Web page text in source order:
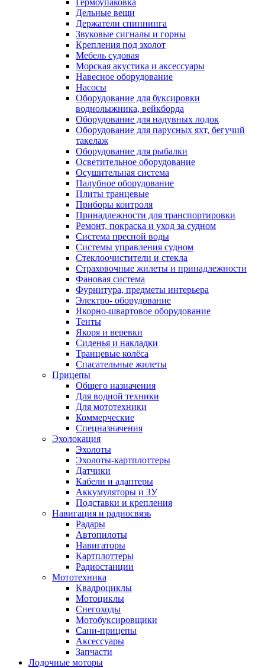
Гермоупаковка
Дельные вещи
Держатели спиннинга
Звуковые сигналы и горны
Крепления под эхолот
Мебель судовая
Морская акустика и аксессуары
Навесное оборудование
Насосы
Оборудование для буксировки
воднолыжника, вейкборда
Оборудование для надувных лодок
Оборудование для парусных яхт, бегучий
такелаж
Оборудование для рыбалки
Осветительное оборудование
Осушительная система
Палубное оборудование
Плиты транцевые
Приборы контроля
Принадлежности для транспортировки
Ремонт, покраска и уход за судном
Система пресной воды
Системы управления судном
Стеклоочистители и стекла
Страховочные жилеты и принадлежности
Фановая система
Фурнитура, предметы интерьера
Электро- оборудование
Якорно-швартовое оборудование
Тенты
Якоря и веревки
Сиденья и накладки
Транцевые колёса
Спасательные жилеты
Прицепы
Общего назначения
Для водной техники
Для мототехники
Коммерческие
Спецназначения
Эхолокация
Эхолоты
Эхолоты-картплоттеры
Датчики
Кабели и адаптеры
Аккумуляторы и ЗУ
Подставки и крепления
Навигация и радиосвязь
Радары
Автопилоты
Навигаторы
Картплоттеры
Радиостанции
Мототехника
Квадроциклы
Мотоциклы
Снегоходы
Мотобуксировщики
Сани-прицепы
Аксессуары
Запчасти
Лодочные моторы